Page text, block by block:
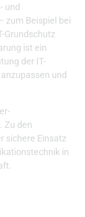
und
zum Beispiel bei
Grundschutz
ist ein
der IT-
und
Zu den
sichere Einsatz
in